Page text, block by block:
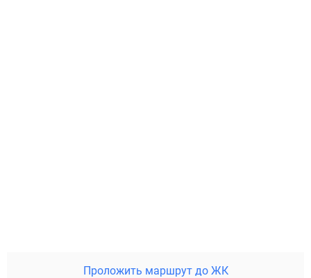
Проложить маршрут до ЖК